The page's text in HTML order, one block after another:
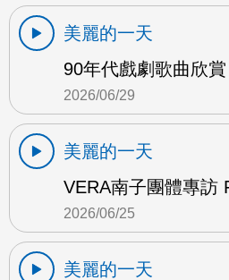
美麗的一天
90年代戲劇歌曲欣
2026/06/29
美麗的一天
VERA南子團體專訪
2026/06/25
美麗的一天